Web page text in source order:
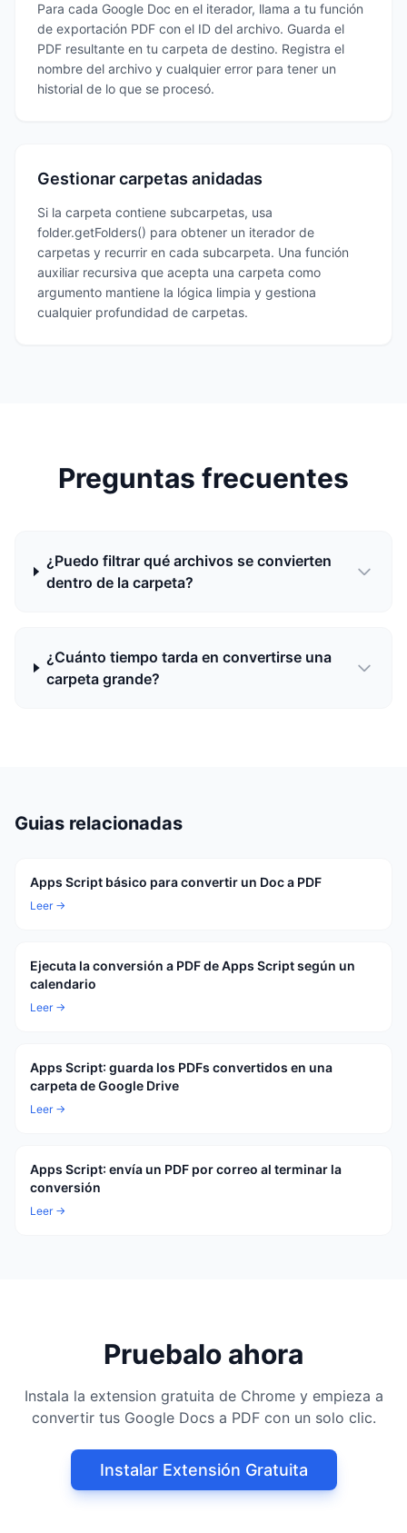
Para cada Google Doc en el iterador, llama a tu función
de exportación PDF con el ID del archivo. Guarda el
PDF resultante en tu carpeta de destino. Registra el
nombre del archivo y cualquier error para tener un
historial de lo que se procesó.
Gestionar carpetas anidadas
Si la carpeta contiene subcarpetas, usa
folder.getFolders() para obtener un iterador de
carpetas y recurrir en cada subcarpeta. Una función
auxiliar recursiva que acepta una carpeta como
argumento mantiene la lógica limpia y gestiona
cualquier profundidad de carpetas.
Preguntas frecuentes
¿Puedo filtrar qué archivos se convierten
dentro de la carpeta?
¿Cuánto tiempo tarda en convertirse una
carpeta grande?
Guias relacionadas
Apps Script básico para convertir un Doc a PDF
Leer →
Ejecuta la conversión a PDF de Apps Script según un
calendario
Leer →
Apps Script: guarda los PDFs convertidos en una
carpeta de Google Drive
Leer →
Apps Script: envía un PDF por correo al terminar la
conversión
Leer →
Pruebalo ahora
Instala la extension gratuita de Chrome y empieza a
convertir tus Google Docs a PDF con un solo clic.
Instalar Extensión Gratuita